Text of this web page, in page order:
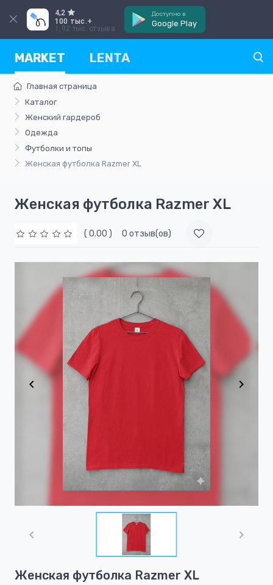
4,2
100 тыс.+
1,92 тыс. отзыва
Доступно в
Google Play
MARKET LENTA
Главная страница
Каталог
Женский гардероб
Одежда
Футболки и топы
Женская футболка Razmer XL
Женская футболка Razmer XL
( 0.00 ) 0 отзыв(ов)
1
Женская футболка Razmer XL